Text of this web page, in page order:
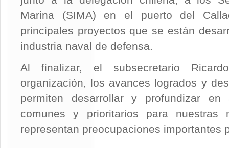
Marina (SIMA) en el puerto del
principales proyectos que se están
industria naval de defensa.
Al finalizar, el subsecretario
organización, los avances logrados y
permiten desarrollar y profundizar
comunes y prioritarios para nuestras
representan preocupaciones importantes